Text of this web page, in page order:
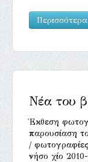
Περισσότερα
Νέα του
Έκθεση
παρουσίαση
/
νήσο χίο